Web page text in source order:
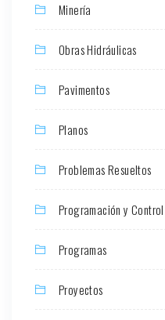
Minería
Obras Hidráulicas
Pavimentos
Planos
Problemas Resueltos
Programación y Control
Programas
Proyectos